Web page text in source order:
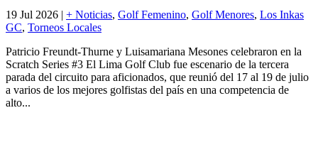
19 Jul 2026 | + Noticias, Golf Femenino, Golf Menores, Los Inkas
GC, Torneos Locales
Patricio Freundt-Thurne y Luisamariana Mesones celebraron en la
Scratch Series #3 El Lima Golf Club fue escenario de la tercera
parada del circuito para aficionados, que reunió del 17 al 19 de julio
a varios de los mejores golfistas del país en una competencia de
alto...